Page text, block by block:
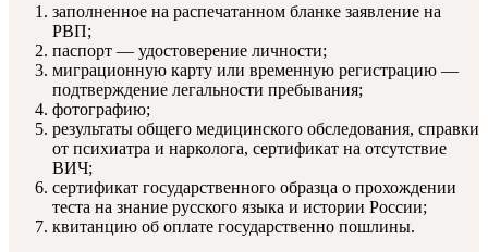
заполненное на распечатанном бланке заявление на
РВП;
паспорт — удостоверение личности;
миграционную карту или временную регистрацию —
подтверждение легальности пребывания;
фотографию;
результаты общего медицинского обследования, справки
от психиатра и нарколога, сертификат на отсутствие
ВИЧ;
сертификат государственного образца о прохождении
теста на знание русского языка и истории России;
квитанцию об оплате государственно пошлины.